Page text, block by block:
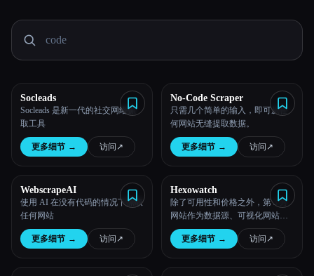
🎓学生 🎬创作者
博客
比较工具
关于
Socleads
Socleads 是新一代的社交网络抓
取工具
更多细节 → 访问 ↗︎
No-Code Scraper
只需几个简单的输入，即可从任
何网站无缝提取数据。
更多细节 → 访问 ↗︎
WebscrapeAI
使用 AI 在没有代码的情况下抓取
任何网站
更多细节 → 访问 ↗︎
Hexowatch
除了可用性和价格之外，第 3 方
网站作为数据源、可视化网站监
控、竞争对手跟踪。
更多细节 → 访问 ↗︎